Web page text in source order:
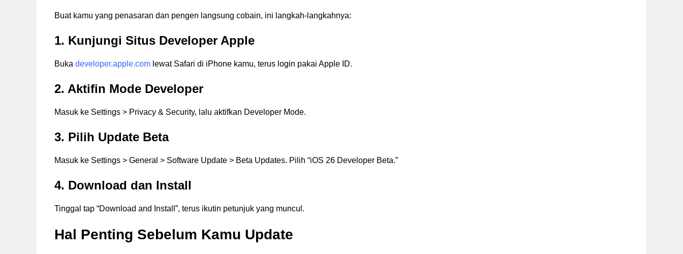
Buat kamu yang penasaran dan pengen langsung cobain, ini langkah-langkahnya:
1. Kunjungi Situs Developer Apple
Buka developer.apple.com lewat Safari di iPhone kamu, terus login pakai Apple ID.
2. Aktifin Mode Developer
Masuk ke Settings > Privacy & Security, lalu aktifkan Developer Mode.
3. Pilih Update Beta
Masuk ke Settings > General > Software Update > Beta Updates. Pilih “iOS 26 Developer Beta.”
4. Download dan Install
Tinggal tap “Download and Install”, terus ikutin petunjuk yang muncul.
Hal Penting Sebelum Kamu Update